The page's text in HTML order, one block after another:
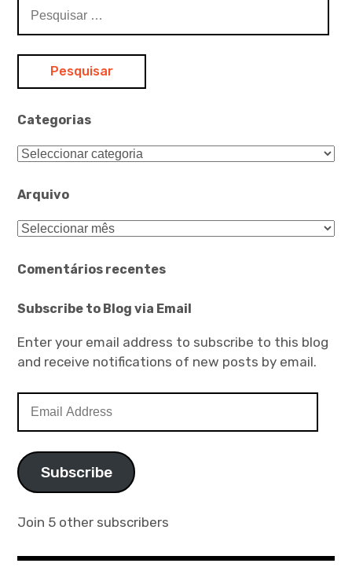
por:
Categorias
Categorias
Arquivo
Arquivo
Comentários recentes
Subscribe to Blog via Email
Enter your email address to subscribe to this blog
and receive notifications of new posts by email.
Address
Subscribe
Join 5 other subscribers